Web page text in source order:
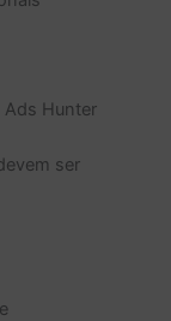
Ads Hunter
ser